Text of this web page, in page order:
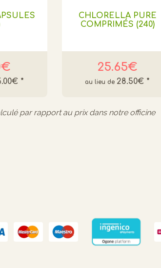
*
CHLORELLA PURE
COMPRIMÉS (240)
25.65€
28.50€ *
par rapport au prix dans notre officine